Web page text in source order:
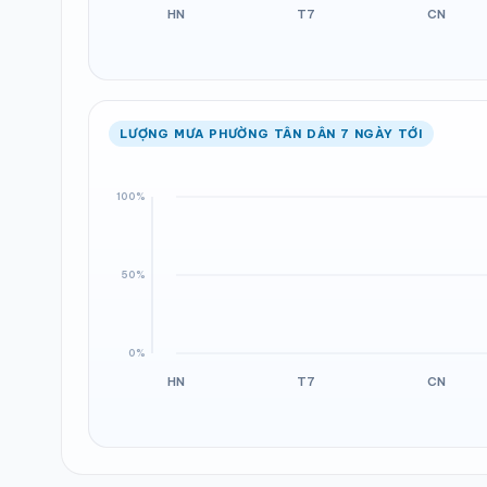
LƯỢNG MƯA PHƯỜNG TÂN DÂN 7 NGÀY TỚI